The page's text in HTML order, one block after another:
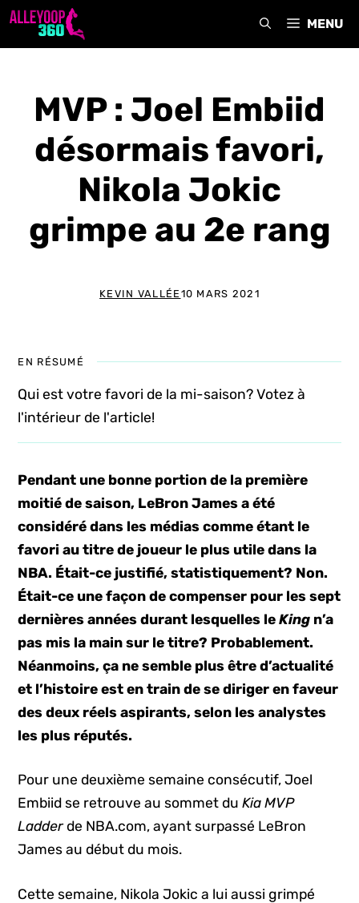
Aller
MENU
MVP : Joel Embiid
désormais favori,
Nikola Jokic
grimpe au 2e rang
KEVIN VALLÉE 10 MARS 2021
EN RÉSUMÉ
Qui est votre favori de la mi-saison? Votez à
l'intérieur de l'article!
Pendant une bonne portion de la première
moitié de saison, LeBron James a été
considéré dans les médias comme étant le
favori au titre de joueur le plus utile dans la
NBA. Était-ce justifié, statistiquement? Non.
Était-ce une façon de compenser pour les sept
dernières années durant lesquelles leKing n’a
pas mis la main sur le titre? Probablement.
Néanmoins, ça ne semble plus être d’actualité
et l’histoire est en train de se diriger en faveur
des deux réels aspirants, selon les analystes
les plus réputés.
Pour une deuxième semaine consécutif, Joel
Embiid se retrouve au sommet duKia MVP
Ladderde NBA.com, ayant surpassé LeBron
James au début du mois.
Cette semaine, Nikola Jokic a lui aussi grimpé